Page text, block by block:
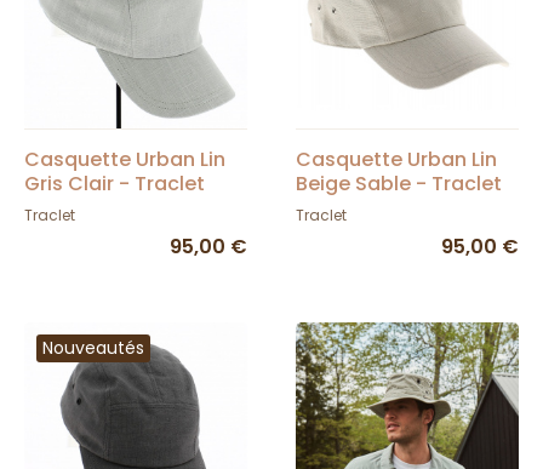
Casquette Urban Lin
Gris Clair - Traclet
Traclet
95,00 €
Casquette Urban Lin
Beige Sable - Traclet
Traclet
95,00 €
Nouveautés